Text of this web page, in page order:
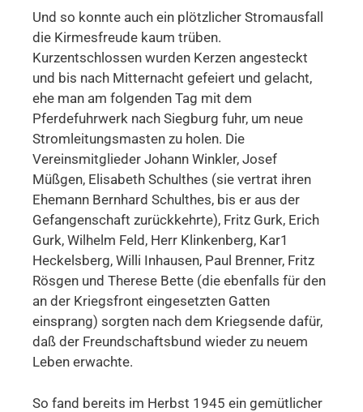
Und so konnte auch ein plötzlicher Stromausfall
die Kirmesfreude kaum trüben.
Kurzentschlossen wurden Kerzen angesteckt
und bis nach Mitternacht gefeiert und gelacht,
ehe man am folgenden Tag mit dem
Pferdefuhrwerk nach Siegburg fuhr, um neue
Stromleitungsmasten zu holen. Die
Vereinsmitglieder Johann Winkler, Josef
Müßgen, Elisabeth Schulthes (sie vertrat ihren
Ehemann Bernhard Schulthes, bis er aus der
Gefangenschaft zurückkehrte), Fritz Gurk, Erich
Gurk, Wilhelm Feld, Herr Klinkenberg, Kar1
Heckelsberg, Willi Inhausen, Paul Brenner, Fritz
Rösgen und Therese Bette (die ebenfalls für den
an der Kriegsfront eingesetzten Gatten
einsprang) sorgten nach dem Kriegsende dafür,
daß der Freundschaftsbund wieder zu neuem
Leben erwachte.
So fand bereits im Herbst 1945 ein gemütlicher